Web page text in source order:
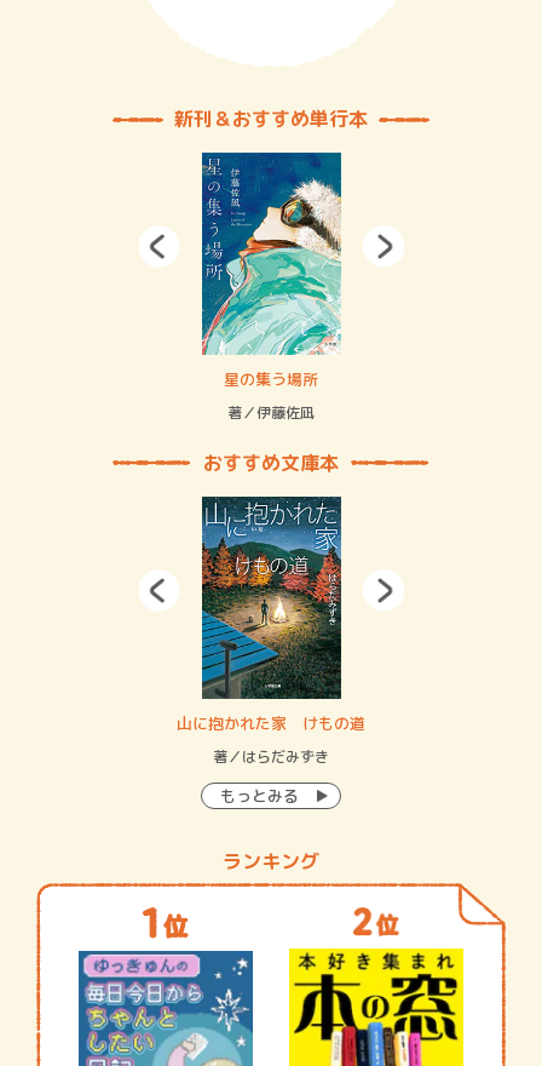
新刊＆おすすめ単行本
星の集う場所
著／伊藤佐凪
おすすめ文庫本
山に抱かれた家 けもの道
著／はらだみずき
もっとみる
ランキング